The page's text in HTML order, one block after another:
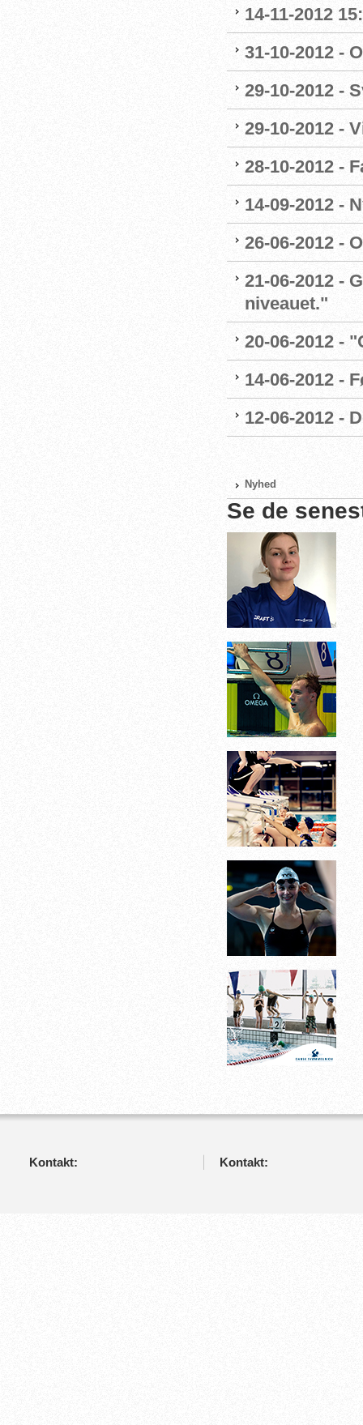
14-11-2012
31-10-2012 -
29-10-2012 -
29-10-2012 -
28-10-2012 -
14-09-2012 -
26-06-2012 -
21-06-2012 -
niveauet."
20-06-2012 -
14-06-2012 -
12-06-2012 -
Nyhed
Se de
Kontakt: Kontakt: